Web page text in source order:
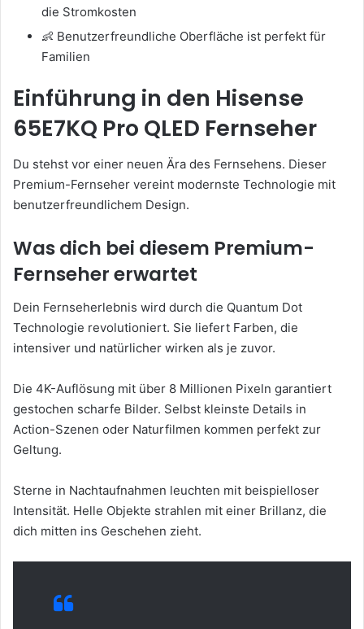
die Stromkosten
👶 Benutzerfreundliche Oberfläche ist perfekt für
Familien
Einführung in den Hisense
65E7KQ Pro QLED Fernseher
Du stehst vor einer neuen Ära des Fernsehens. Dieser
Premium-Fernseher vereint modernste Technologie mit
benutzerfreundlichem Design.
Was dich bei diesem Premium-
Fernseher erwartet
Dein Fernseherlebnis wird durch die Quantum Dot
Technologie revolutioniert. Sie liefert Farben, die
intensiver und natürlicher wirken als je zuvor.
Die 4K-Auflösung mit über 8 Millionen Pixeln garantiert
gestochen scharfe Bilder. Selbst kleinste Details in
Action-Szenen oder Naturfilmen kommen perfekt zur
Geltung.
Sterne in Nachtaufnahmen leuchten mit beispielloser
Intensität. Helle Objekte strahlen mit einer Brillanz, die
dich mitten ins Geschehen zieht.